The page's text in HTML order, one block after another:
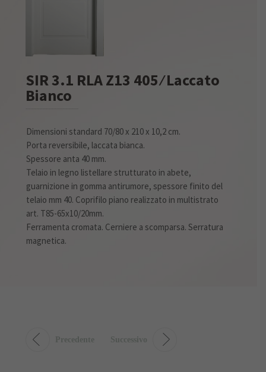
SIR 3.1 RLA Z13 405 ⁄ Laccato
Bianco
Dimensioni standard 70/80 x 210 x 10,2 cm.
Porta reversibile, laccata bianca.
Spessore anta 40 mm.
Telaio in legno listellare strutturato in abete,
guarnizione in gomma antirumore, spessore finito del
telaio mm 40. Coprifilo piano realizzato in multistrato
art. T85-65x10/20mm.
Ferramenta cromata. Cerniere a scomparsa. Serratura
magnetica.
Successivo
Precedente